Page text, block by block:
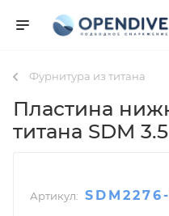
Фурнитура из титана
Пластина
титана SDM
Артикул: